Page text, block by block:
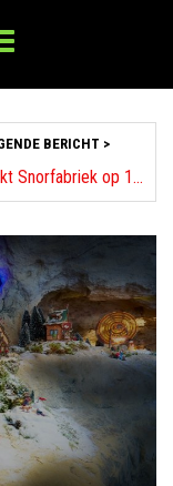
BERICHT >
Kerstmarkt Snorfabriek op 10 december